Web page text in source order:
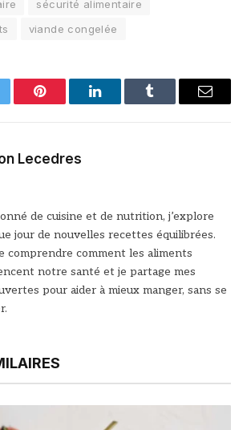
sécurité alimentaire
viande congelée
Pinterest LinkedInTumblr Email
Lecedres
de cuisine et de nutrition, j’explore
jour de nouvelles recettes équilibrées.
comprendre comment les aliments
notre santé et je partage mes
pour aider à mieux manger, sans se